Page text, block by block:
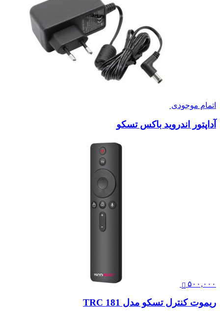
اتمام موجودی
آداپتور اندروید باکس تسکو
۵۰۰,۰۰۰
ریموت کنترل تسکو مدل TRC 181